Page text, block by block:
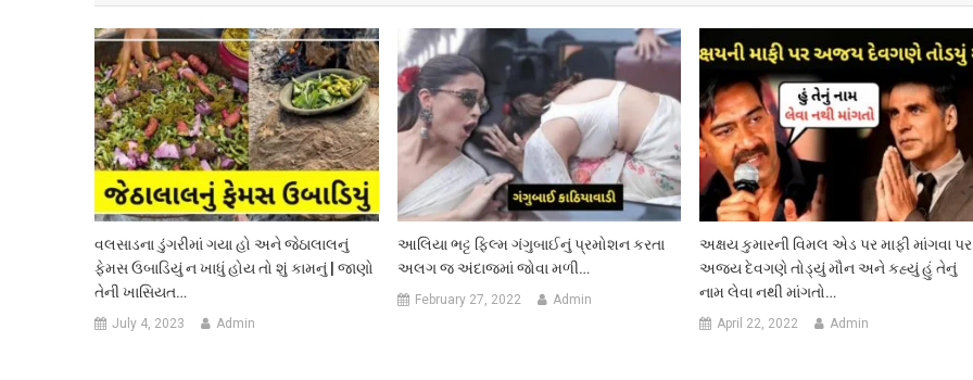
વલસાડના ડુંગરીમાં ગયા હો અને જેઠાલાલનું
ફેમસ ઉબાડિયું ન ખાધું હોય તો શું કામનું | જાણો
તેની ખાસિયત…
July 4, 2023 Admin
આલિયા ભટ્ટ ફિલ્મ ગંગુબાઈનું પ્રમોશન કરતા
અલગ જ અંદાજમાં જોવા મળી…
February 27, 2022 Admin
અક્ષય કુમારની વિમલ એડ પર માફી માંગવા પર
અજય દેવગણે તોડ્યું મૌન અને કહ્યું હું તેનું
નામ લેવા નથી માંગતો…
April 22, 2022 Admin